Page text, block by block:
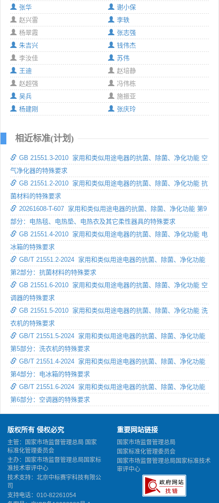
张华
谢小保
赵兴雷
李轶
杨翠霞
张志强
朱吉兴
钱伟杰
李汝佳
苏伟
王迪
赵培静
赵超强
冯伟栋
吴兵
施振亚
杨建刚
张庆玲
相近标准(计划)
GB 21551.3-2010 家用和类似用途电器的抗菌、除菌、净化功能 空
气净化器的特殊要求
GB 21551.2-2010 家用和类似用途电器的抗菌、除菌、净化功能 抗
菌材料的特殊要求
20261608-T-607 家用和类似用途电器的抗菌、除菌、净化功能 第9
部分：电热毯、电热垫、电热衣及其它柔性器具的特殊要求
GB 21551.4-2010 家用和类似用途电器的抗菌、除菌、净化功能 电
冰箱的特殊要求
GB/T 21551.2-2024 家用和类似用途电器的抗菌、除菌、净化功能
第2部分：抗菌材料的特殊要求
GB 21551.6-2010 家用和类似用途电器的抗菌、除菌、净化功能 空
调器的特殊要求
GB 21551.5-2010 家用和类似用途电器的抗菌、除菌、净化功能 洗
衣机的特殊要求
GB/T 21551.5-2024 家用和类似用途电器的抗菌、除菌、净化功能
第5部分：洗衣机的特殊要求
GB/T 21551.4-2024 家用和类似用途电器的抗菌、除菌、净化功能
第4部分：电冰箱的特殊要求
GB/T 21551.6-2024 家用和类似用途电器的抗菌、除菌、净化功能
第6部分：空调器的特殊要求
版权所有 侵权必究
主管：国家市场监督管理总局 国家
标准化管理委员会
主办：国家市场监督管理总局国家标
准技术审评中心
技术支持：北京中标赛宇科技有限公
司
支持电话：010-82261054
重要网站链接
国家市场监督管理总局
国家标准化管理委员会
国家市场监督管理总局国家标准技术
审评中心